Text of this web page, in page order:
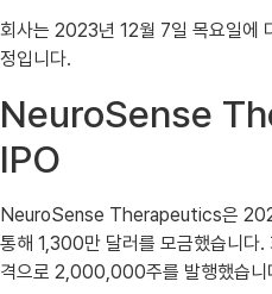
회사는 2023년 12월 7일 목요일에
정입니다.
NeuroSense
IPO
NeuroSense Therapeutics은
통해 1,300만 달러를 모금했습니
격으로 2,000,000주를 발행했습니